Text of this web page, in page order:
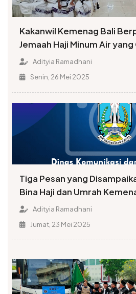
Kakanwil Kemenag Bali
Jemaah Haji Minum Air yang
Adityia Ramadhani
Senin, 26 Mei 2025
Tiga Pesan yang
Bina Haji dan Umrah
Jemaah Embarkasi Surabaya
Adityia Ramadhani
Jumat, 23 Mei 2025